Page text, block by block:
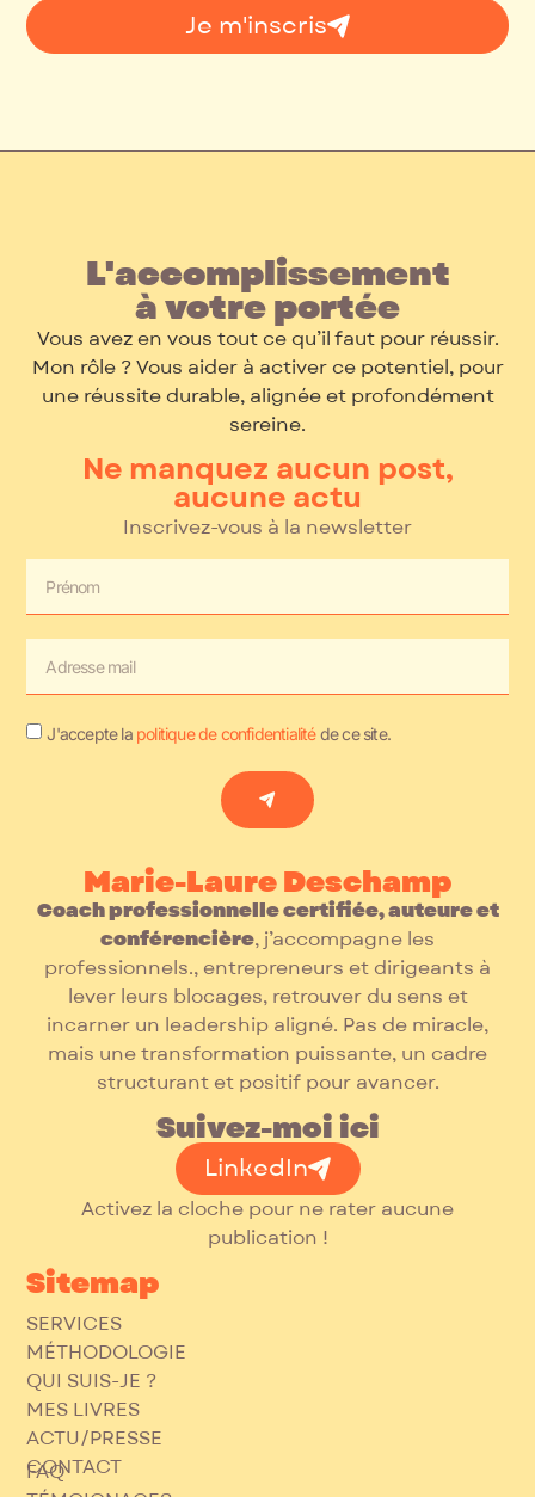
Je m'inscris
L'accomplissement
à votre portée
Vous avez en vous tout ce qu’il faut pour réussir.
Mon rôle ? Vous aider à activer ce potentiel, pour
une réussite durable, alignée et profondément
sereine.
Ne manquez aucun post,
aucune actu
Inscrivez-vous à la newsletter
J'accepte la politique de confidentialitéde ce site.
Marie-Laure Deschamp
Coach professionnelle certifiée, auteure et
conférencière, j’accompagne les
professionnels., entrepreneurs et dirigeants à
lever leurs blocages, retrouver du sens et
incarner un leadership aligné. Pas de miracle,
mais une transformation puissante, un cadre
structurant et positif pour avancer.
Suivez-moi ici
LinkedIn
Activez la cloche pour ne rater aucune
publication !
Sitemap
SERVICES
MÉTHODOLOGIE
QUI SUIS-JE ?
MES LIVRES
ACTU/PRESSE
CONTACT
FAQ